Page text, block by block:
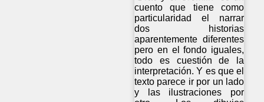
cuento que tiene como
particularidad el narrar
dos historias
aparentemente diferentes
pero en el fondo iguales,
todo es cuestión de la
interpretación. Y es que el
texto parece ir por un lado
y las ilustraciones por